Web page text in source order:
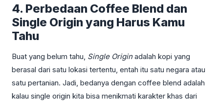
4. Perbedaan Coffee Blend dan
Single Origin yang Harus Kamu
Tahu
Buat yang belum tahu, Single Originadalah kopi yang
berasal dari satu lokasi tertentu, entah itu satu negara atau
satu pertanian. Jadi, bedanya dengan coffee blend adalah
kalau single origin kita bisa menikmati karakter khas dari